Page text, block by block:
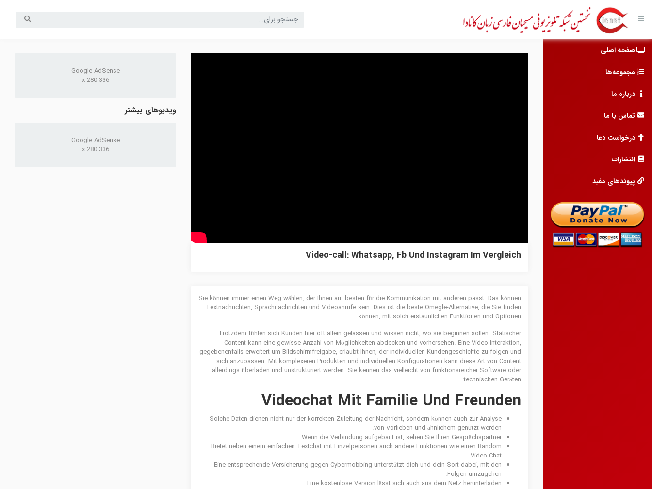
صفحه اصلی
مجموعه‌ها
درباره ما
تماس با ما
درخواست دعا
انتشارات
پیوندهای مفید
Video-call: Whatsapp, Fb Und Instagram Im Vergleich
Sie können immer einen Weg wählen, der Ihnen am besten für die Kommunikation mit anderen passt. Das können
Textnachrichten, Sprachnachrichten und Videoanrufe sein. Dies ist die beste Omegle-Alternative, die Sie finden
können, mit solch erstaunlichen Funktionen und Optionen.
Trotzdem fühlen sich Kunden hier oft allein gelassen und wissen nicht, wo sie beginnen sollen. Statischer
Content kann eine gewisse Anzahl von Möglichkeiten abdecken und vorhersehen. Eine Video-Interaktion,
gegebenenfalls erweitert um Bildschirmfreigabe, erlaubt Ihnen, der individuellen Kundengeschichte zu folgen und
sich anzupassen. Mit komplexeren Produkten und individuellen Konfigurationen kann diese Art von Content
allerdings überladen und unstrukturiert werden. Sie kennen das vielleicht von funktionsreicher Software oder
technischen Geräten.
Videochat Mit Familie Und Freunden
Solche Daten dienen nicht nur der korrekten Zuleitung der Nachricht, sondern können auch zur Analyse
von Vorlieben und ähnlichem genutzt werden.
Wenn die Verbindung aufgebaut ist, sehen Sie Ihren Gesprächspartner.
Bietet neben einem einfachen Textchat mit Einzelpersonen auch andere Funktionen wie einen Random
Video Chat.
Eine entsprechende Versicherung gegen Cybermobbing unterstützt dich und dein Sort dabei, mit den
Folgen umzugehen.
Eine kostenlose Version lässt sich auch aus dem Netz herunterladen.
Google AdSense
336 x 280
ویدیوهای بیشتر
Google AdSense
336 x 280